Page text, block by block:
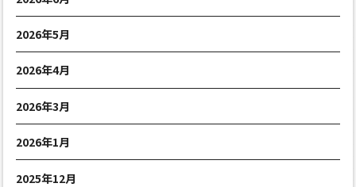
2026年5月
2026年4月
2026年3月
2026年1月
2025年12月